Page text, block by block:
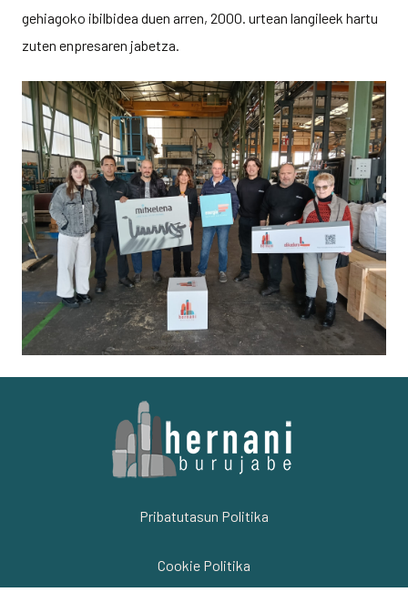
gehiagoko ibilbidea duen arren, 2000. urtean langileek hartu
zuten enpresaren jabetza.
Pribatutasun Politika
Cookie Politika